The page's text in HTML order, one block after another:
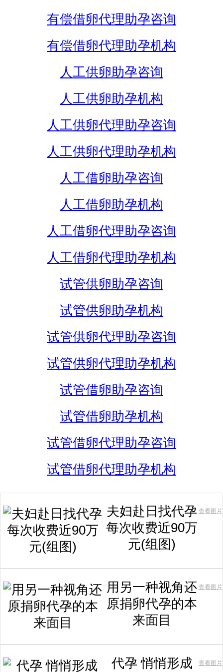
有偿借卵代理助孕咨询
有偿借卵代理助孕机构
人工供卵助孕咨询
人工供卵助孕机构
人工供卵代理助孕咨询
人工供卵代理助孕机构
人工借卵助孕咨询
人工借卵助孕机构
人工借卵代理助孕咨询
人工借卵代理助孕机构
试管供卵助孕咨询
试管供卵助孕机构
试管供卵代理助孕咨询
试管供卵代理助孕机构
试管借卵助孕咨询
试管借卵助孕机构
试管借卵代理助孕咨询
试管借卵代理助孕机构
夫妇赴日找代孕
每次收费近90万
元(组图)
查看图片
用另一种视角还
原捐卵代孕的本
来面目
查看图片
代孕 悄悄形成
查看图片